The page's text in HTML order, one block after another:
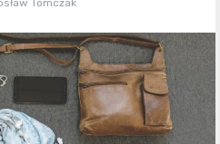
Tomczak